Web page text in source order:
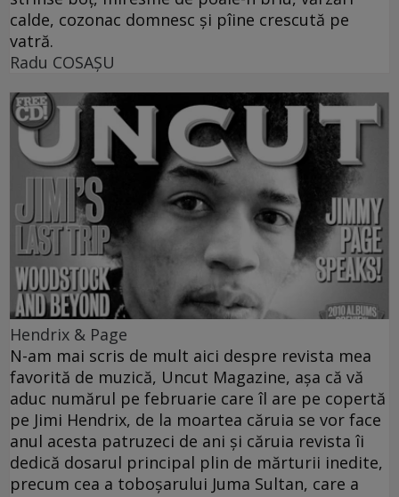
calde, cozonac domnesc şi pîine crescută pe
vatră.
Radu COSAŞU
Hendrix & Page
N-am mai scris de mult aici despre revista mea
favorită de muzică, Uncut Magazine, aşa că vă
aduc numărul pe februarie care îl are pe copertă
pe Jimi Hendrix, de la moartea căruia se vor face
anul acesta patruzeci de ani şi căruia revista îi
dedică dosarul principal plin de mărturii inedite,
precum cea a toboşarului Juma Sultan, care a